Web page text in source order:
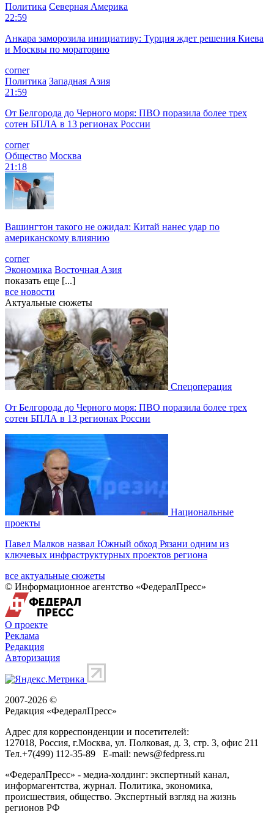
Политика Северная Америка
22:59
Анкара заморозила инициативу: Турция ждет решения Киева
и Москвы по мораторию
corner
Политика Западная Азия
21:59
От Белгорода до Черного моря: ПВО поразила более трех
сотен БПЛА в 13 регионах России
corner
Общество Москва
21:18
Вашингтон такого не ожидал: Китай нанес удар по
американскому влиянию
corner
Экономика Восточная Азия
показать еще [...]
все новости
Актуальные сюжеты
Спецоперация
От Белгорода до Черного моря: ПВО поразила более трех
сотен БПЛА в 13 регионах России
Национальные
проекты
Павел Малков назвал Южный обход Рязани одним из
ключевых инфраструктурных проектов региона
все актуальные сюжеты
© Информационное агентство «ФедералПресс»
О проекте
Реклама
Редакция
Авторизация
2007-2026 ©
Редакция «ФедералПресс»
Адрес для корреспонденции и посетителей:
127018, Россия, г.Москва, ул. Полковая, д. 3, стр. 3, офис 211
Тел.+7(499) 112-35-89 E-mail: news@fedpress.ru
«ФедералПресс» - медиа-холдинг: экспертный канал,
информагентства, журнал. Политика, экономика,
происшествия, общество. Экспертный взгляд на жизнь
регионов РФ